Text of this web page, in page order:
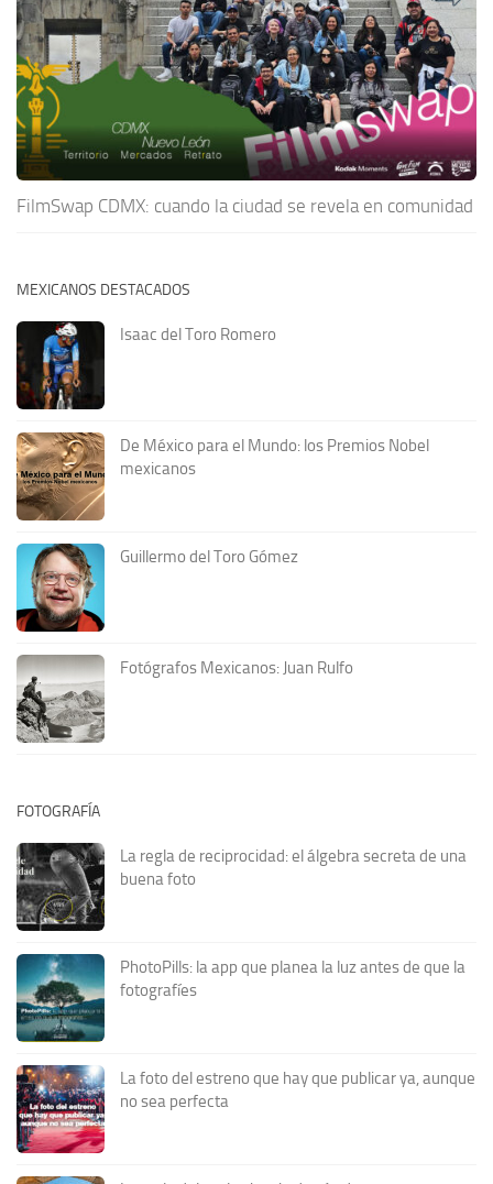
FilmSwap CDMX: cuando la ciudad se revela en comunidad
MEXICANOS DESTACADOS
Isaac del Toro Romero
De México para el Mundo: los Premios Nobel
mexicanos
Guillermo del Toro Gómez
Fotógrafos Mexicanos: Juan Rulfo
FOTOGRAFÍA
La regla de reciprocidad: el álgebra secreta de una
buena foto
PhotoPills: la app que planea la luz antes de que la
fotografíes
La foto del estreno que hay que publicar ya, aunque
no sea perfecta